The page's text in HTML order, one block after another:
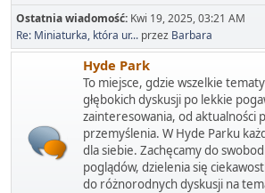
Ostatnia wiadomość: Kwi 19, 2025, 03:21 AM
Re: Miniaturka, która ur... przez Barbara
Hyde Park
To miejsce, gdzie wszelkie
głębokich dyskusji po lekkie
zainteresowania, od aktualności
przemyślenia. W Hyde Parku
dla siebie. Zachęcamy do
poglądów, dzielenia się
do różnorodnych dyskusji na